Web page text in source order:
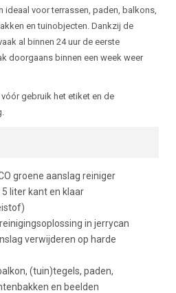
ideaal voor terrassen, paden, balkons,
en tuinobjecten. Dankzij de
al binnen 24 uur de eerste
doorgaans binnen een week weer
gebruik het etiket en de
groene aanslag reiniger
5 liter kant en klaar
in jerrycan
verwijderen op harde
(tuin)tegels, paden,
en beelden